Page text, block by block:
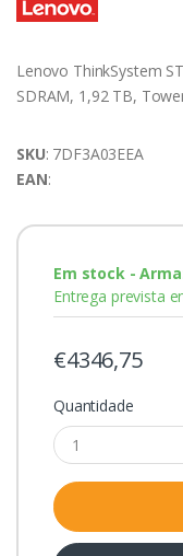
Lenovo ThinkSystem
SDRAM, 1,92 TB,
SKU: 7DF3A03EEA
EAN:
Em stock -
Entrega prevista
€4346,75
Quantidade